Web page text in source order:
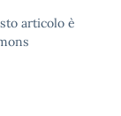
articolo è